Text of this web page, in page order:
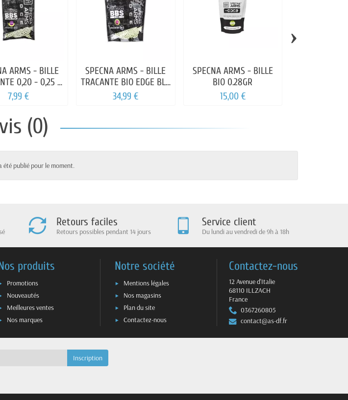
ARMS - BILLE
- 0,25 -
- 0,32g EDGE
1000BILLES
7,99 €
SPECNA ARMS - BILLE
TRACANTE BIO EDGE BLS
0.28GR
34,99 €
SPECNA ARMS - BILLE
BIO 0.28GR
15,00 €
›
(0)
été publié pour le moment.
Retours faciles
Retours possibles pendant 14 jours
Service client
Du lundi au vendredi de 9h à 18h
produits
Promotions
Nouveautés
Meilleures ventes
Nos marques
Notre société
Mentions légales
Nos magasins
Plan du site
Contactez-nous
Contactez-nous
12 Avenue d'Italie
68110 ILLZACH
France
0367260805
contact@as-df.fr